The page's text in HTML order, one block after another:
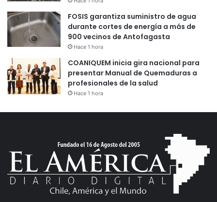
FOSIS garantiza suministro de agua
durante cortes de energía a más de
900 vecinos de Antofagasta
Hace 1 hora
COANIQUEM inicia gira nacional para
presentar Manual de Quemaduras a
profesionales de la salud
Hace 1 hora